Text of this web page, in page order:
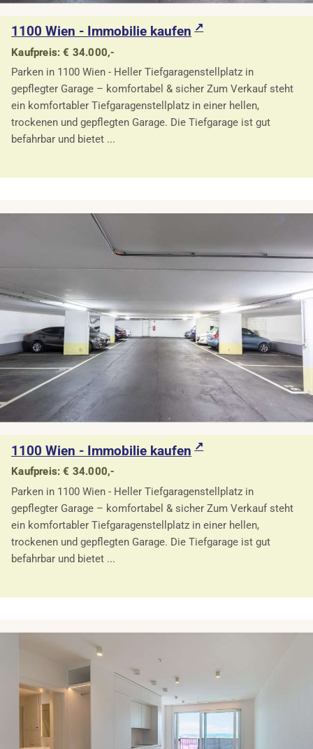
1100 Wien - Immobilie kaufen
Kaufpreis: € 34.000,-
Parken in 1100 Wien - Heller Tiefgaragenstellplatz in
gepflegter Garage – komfortabel & sicher Zum Verkauf steht
ein komfortabler Tiefgaragenstellplatz in einer hellen,
trockenen und gepflegten Garage. Die Tiefgarage ist gut
befahrbar und bietet ...
1100 Wien - Immobilie kaufen
Kaufpreis: € 34.000,-
Parken in 1100 Wien - Heller Tiefgaragenstellplatz in
gepflegter Garage – komfortabel & sicher Zum Verkauf steht
ein komfortabler Tiefgaragenstellplatz in einer hellen,
trockenen und gepflegten Garage. Die Tiefgarage ist gut
befahrbar und bietet ...